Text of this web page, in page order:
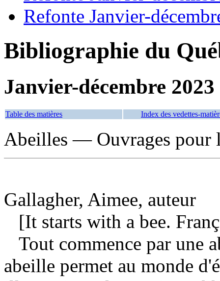
Refonte Janvier-
Bibliographie du
Janvier-décembre 2023
Table des matières Index des vedettes-
Abeilles — Ouvrages pour
Gallagher, Aimee, auteur
[It starts with a bee.
Tout commence par une
abeille permet au monde